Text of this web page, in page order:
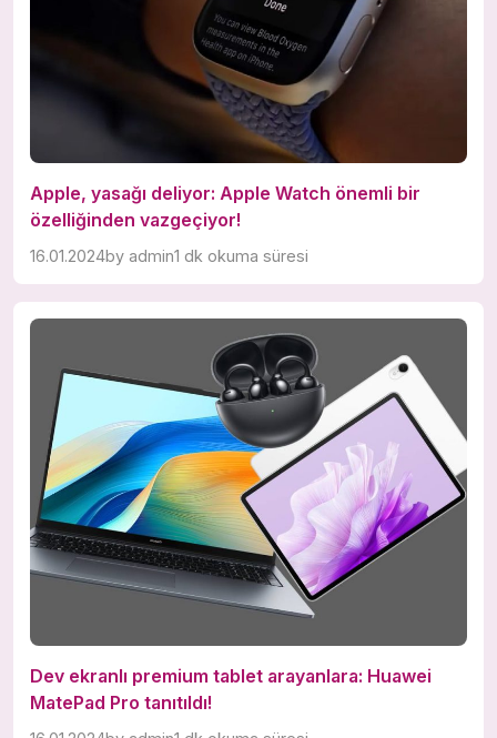
Apple, yasağı deliyor: Apple Watch önemli bir
özelliğinden vazgeçiyor!
16.01.2024by admin1 dk okuma süresi
Dev ekranlı premium tablet arayanlara: Huawei
MatePad Pro tanıtıldı!